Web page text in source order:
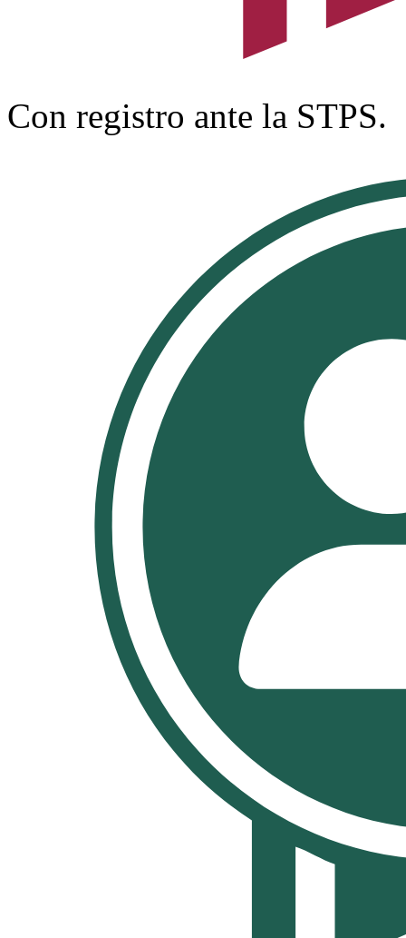
Con registro ante la STPS.